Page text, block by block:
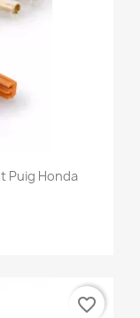
Puig Honda
favorite_border